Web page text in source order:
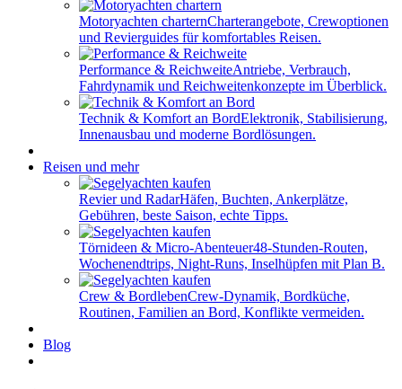
Motoryachten charternCharterangebote, Crewoptionen
und Revierguides für komfortables Reisen.
Performance & ReichweiteAntriebe, Verbrauch,
Fahrdynamik und Reichweitenkonzepte im Überblick.
Technik & Komfort an BordElektronik, Stabilisierung,
Innenausbau und moderne Bordlösungen.
Reisen und mehr
Revier und RadarHäfen, Buchten, Ankerplätze,
Gebühren, beste Saison, echte Tipps.
Törnideen & Micro-Abenteuer48-Stunden-Routen,
Wochenendtrips, Night-Runs, Inselhüpfen mit Plan B.
Crew & BordlebenCrew-Dynamik, Bordküche,
Routinen, Familien an Bord, Konflikte vermeiden.
Blog